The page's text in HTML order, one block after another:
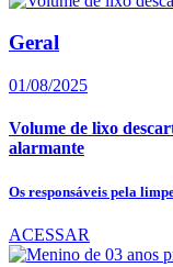
Geral
01/08/2025
Volume de lixo
alarmante
Os responsáveis pela
ACESSAR